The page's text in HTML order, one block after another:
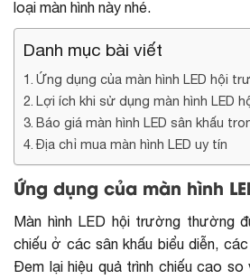
loại màn hình này nhé.
Danh mục bài viết
Ứng dụng của màn hình LED hội
Lợi ích khi sử dụng màn hình LED
Báo giá màn hình LED sân khấu
Địa chỉ mua màn hình LED uy tín
Ứng dụng của màn hình
Màn hình LED hội trường thường
chiếu ở các sân khấu biểu diễn,
Đem lại hiệu quả trình chiếu cao